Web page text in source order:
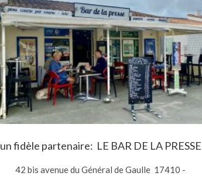
un fidèle partenaire: LE BAR DE LA PRESSE
42 bis avenue du Général de Gaulle 17410 -